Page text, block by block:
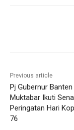
Previous article
Pj Gubernur Banten
Muktabar Ikuti
Peringatan Hari
76